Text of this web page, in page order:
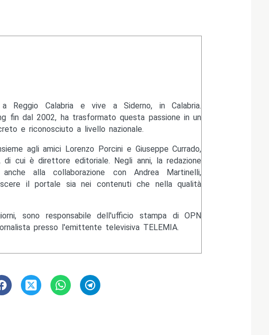
Reggio Calabria e vive a Siderno, in Calabria.
fin dal 2002, ha trasformato questa passione in un
e riconosciuto a livello nazionale.
agli amici Lorenzo Porcini e Giuseppe Currado,
di cui è direttore editoriale. Negli anni, la redazione
alla collaborazione con Andrea Martinelli,
il portale sia nei contenuti che nella qualità
sono responsabile dell'ufficio stampa di OPN
presso l'emittente televisiva TELEMIA.